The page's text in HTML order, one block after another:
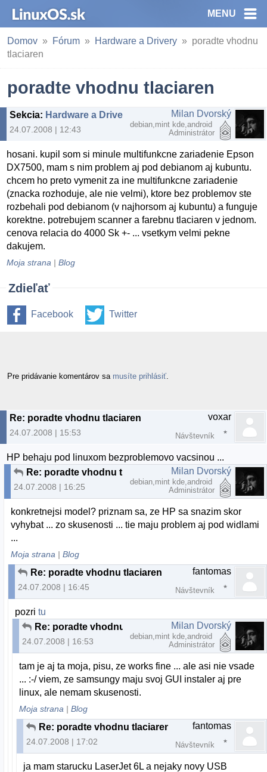
MENU
Domov Fórum Hardware a Drivery
poradte vhodnu
tlaciaren
poradte vhodnu tlaciaren
Sekcia: Hardware a Drivery
24.07.2008 | 12:43
Milan Dvorský
debian,mint kde,android
Administrátor
hosani. kupil som si minule multifunkcne zariadenie Epson
DX7500, mam s nim problem aj pod debianom aj kubuntu.
chcem ho preto vymenit za ine multifunkcne zariadenie
(znacka rozhoduje, ale nie velmi), ktore bez problemov ste
rozbehali pod debianom (v najhorsom aj kubuntu) a funguje
korektne. potrebujem scanner a farebnu tlaciaren v jednom.
cenova relacia do 4000 Sk +- ... vsetkym velmi pekne
dakujem.
Moja strana |Blog
Zdieľať
Facebook Twitter
Pre pridávanie komentárov sa musíte prihlásiť
Re: poradte vhodnu tlaciaren
24.07.2008 | 15:53
voxar
Návštevník
HP behaju pod linuxom bezproblemovo vacsinou ...
Re: poradte vhodnu tlaciaren
24.07.2008 | 16:25
Milan Dvorský
debian,mint kde,android
Administrátor
konkretnejsi model? priznam sa, ze HP sa snazim skor
vyhybat ... zo skusenosti ... tie maju problem aj pod widlami
...
Moja strana |Blog
Re: poradte vhodnu tlaciaren
24.07.2008 | 16:45
fantomas
Návštevník
pozritu
Re: poradte vhodnu tlaciaren
24.07.2008 | 16:53
Milan Dvorský
debian,mint kde,android
Administrátor
tam je aj ta moja, pisu, ze works fine ... ale asi nie vsade
... :-/ viem, ze samsungy maju svoj GUI instaler aj pre
linux, ale nemam skusenosti.
Moja strana |Blog
Re: poradte vhodnu tlaciaren
24.07.2008 | 17:02
fantomas
Návštevník
ja mam starucku LaserJet 6L a nejaky novy USB